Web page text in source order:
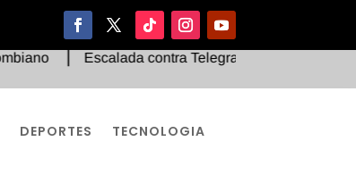
Escalada contra Telegram: Rusia emite orden de
DEPORTES TECNOLOGIA